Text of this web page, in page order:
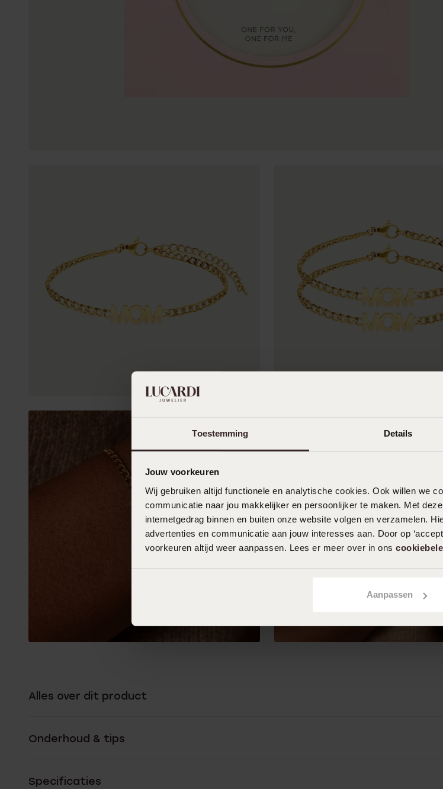
Toestemming Details
Jouw voorkeuren
Wij gebruiken altijd functionele en analytische cookies. Ook willen we
communicatie naar jou makkelijker en persoonlijker te maken. Met
internetgedrag binnen en buiten onze website volgen en verzamelen.
advertenties en communicatie aan jouw interesses aan. Door op
voorkeuren altijd weer aanpassen. Lees er meer over in ons
Aanpassen
Alles over dit product
Onderhoud & tips
Specificaties